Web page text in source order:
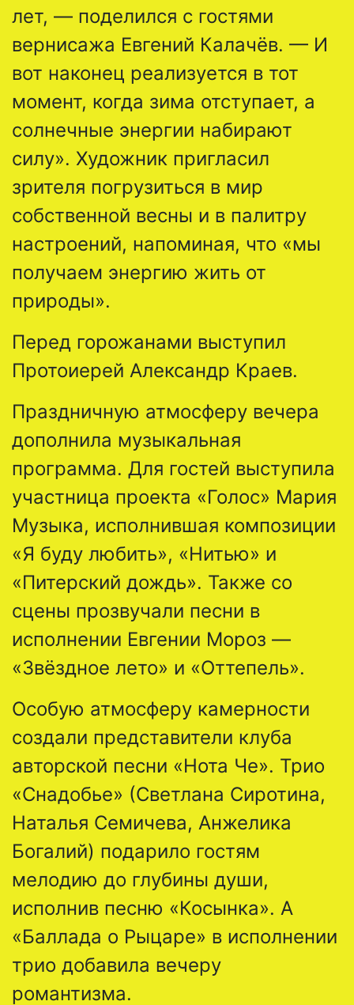
лет, — поделился с гостями
вернисажа Евгений Калачёв. — И
вот наконец реализуется в тот
момент, когда зима отступает, а
солнечные энергии набирают
силу». Художник пригласил
зрителя погрузиться в мир
собственной весны и в палитру
настроений, напоминая, что «мы
получаем энергию жить от
природы».
Перед горожанами выступил
Протоиерей Александр Краев.
Праздничную атмосферу вечера
дополнила музыкальная
программа. Для гостей выступила
участница проекта «Голос» Мария
Музыка, исполнившая композиции
«Я буду любить», «Нитью» и
«Питерский дождь». Также со
сцены прозвучали песни в
исполнении Евгении Мороз —
«Звёздное лето» и «Оттепель».
Особую атмосферу камерности
создали представители клуба
авторской песни «Нота Че». Трио
«Снадобье» (Светлана Сиротина,
Наталья Семичева, Анжелика
Богалий) подарило гостям
мелодию до глубины души,
исполнив песню «Косынка». А
«Баллада о Рыцаре» в исполнении
трио добавила вечеру
романтизма.